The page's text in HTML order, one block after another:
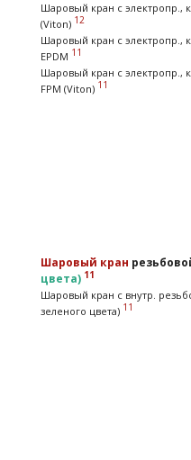
Шаровый кран с электропр.,
(Viton) 12
Шаровый кран с электропр.,
EPDM 11
Шаровый кран с электропр.,
FPM (Viton) 11
Шаровый кран
цвета) 11
Шаровый кран с внутр.
зеленого цвета) 11